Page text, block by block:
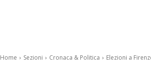
Home Sezioni Cronaca & Politica
Elezioni a